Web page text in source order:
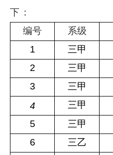
下：
编号
系级
1
三甲
2
三甲
3
三甲
4
三甲
5
三甲
6
三乙